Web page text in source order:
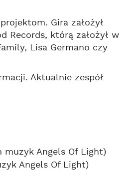
Gira założył
Records, którą założył w
Lisa Germano czy
Aktualnie zespół
Angels Of Light)
Angels Of Light)